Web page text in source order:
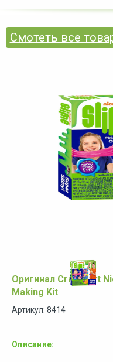
Смотеть все
Оригинал Cra-Z-Art
Making Kit
Артикул: 8414
Описание: